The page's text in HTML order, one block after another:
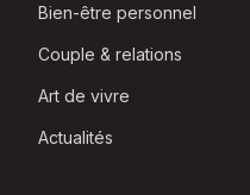
Bien-être personnel
Couple & relations
Art de vivre
Actualités